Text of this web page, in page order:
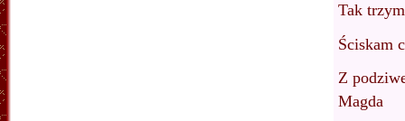
Tak
Ściskam
Z
Magda